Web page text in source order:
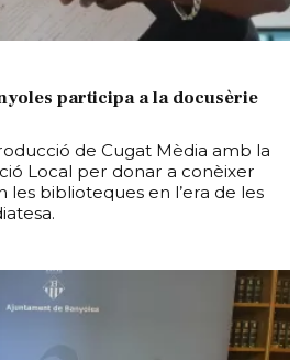
participa a la docusèrie
de Cugat Mèdia amb la
Local per donar a conèixer
biblioteques en l’era de les